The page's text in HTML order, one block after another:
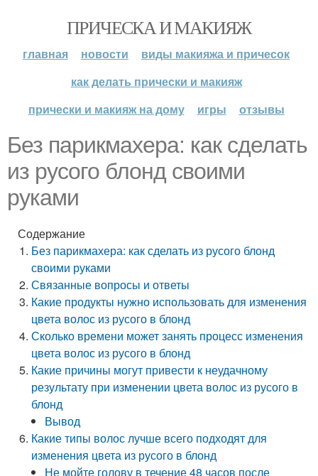
ПРИЧЕСКА И МАКИЯЖ
главная новости
виды макияжа и причесок
как делать прически и макияж
прически и макияж на дому
игры отзывы
Без парикмахера: как сделать
из русого блонд своими
руками
Содержание
Без парикмахера: как сделать из русого блонд
своими руками
Связанные вопросы и ответы
Какие продукты нужно использовать для изменения
цвета волос из русого в блонд
Сколько времени может занять процесс изменения
цвета волос из русого в блонд
Какие причины могут привести к неудачному
результату при изменении цвета волос из русого в
блонд
Вывод
Какие типы волос лучше всего подходят для
изменения цвета из русого в блонд
Не мойте голову в течение 48 часов после